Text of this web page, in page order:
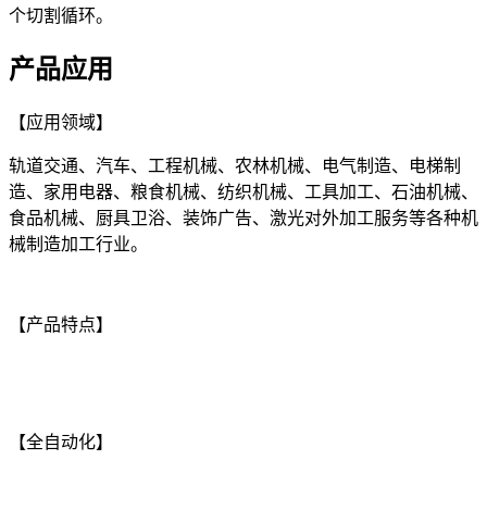
个切割循环。
产品应用
【应用领域】
轨道交通、汽车、工程机械、农林机械、电气制造、电梯制
造、家用电器、粮食机械、纺织机械、工具加工、石油机械、
食品机械、厨具卫浴、装饰广告、激光对外加工服务等各种机
械制造加工行业。
【产品特点】
【全自动化】